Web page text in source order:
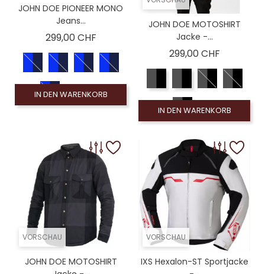
JOHN DOE PIONEER MONO
Jeans...
299,00 CHFPreis
IN DEN WARENKORB
JOHN DOE MOTOSHIRT
Jacke -...
299,00 CHFPreis
IN DEN WARENKORB
VORSCHAU
JOHN DOE MOTOSHIRT
VORSCHAU
IXS Hexalon-ST Sportjacke